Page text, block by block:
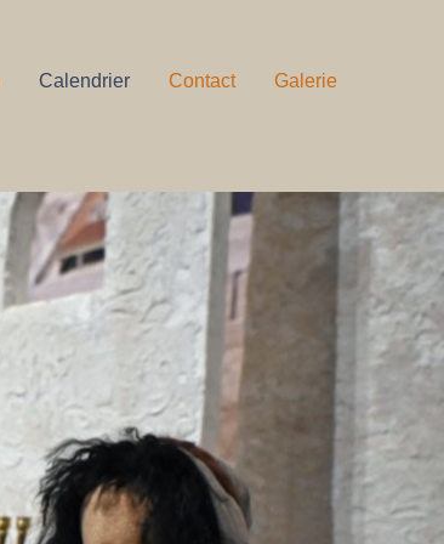
Calendrier Contact Galerie